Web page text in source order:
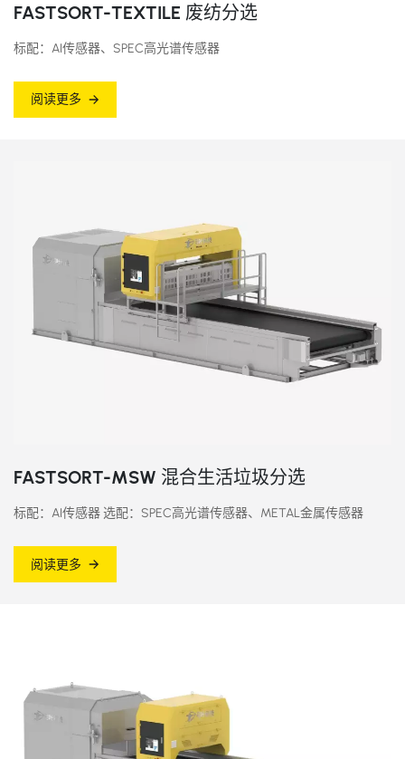
FASTSORT-TEXTILE 废纺分选
标配：AI传感器、SPEC高光谱传感器
阅读更多
FASTSORT-MSW 混合生活垃圾分选
标配：AI传感器 选配：SPEC高光谱传感器、METAL金属传感器
阅读更多